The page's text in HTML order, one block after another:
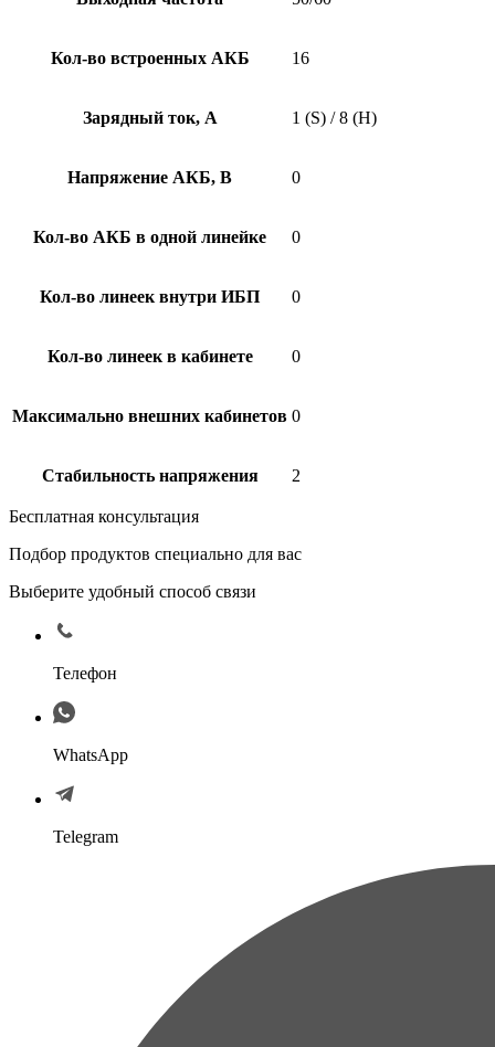
Кол-во встроенных АКБ 16
Зарядный ток, А 1 (S) / 8 (H)
Напряжение АКБ, В 0
Кол-во АКБ в одной линейке 0
Кол-во линеек внутри ИБП 0
Кол-во линеек в кабинете 0
Максимально внешних кабинетов 0
Стабильность напряжения 2
Бесплатная консультация
Подбор продуктов специально для вас
Выберите удобный способ связи
Телефон
WhatsApp
Telegram